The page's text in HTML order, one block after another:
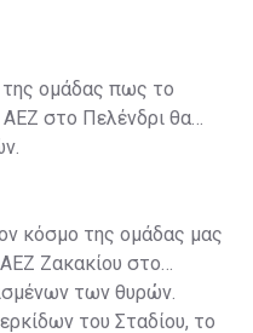
ομάδας πως το
ΑΕΖ στο Πελένδρι θα
κόσμο της ομάδας μας
ΑΕΖ Ζακακίου στο
των θυρών.
του Σταδίου, το